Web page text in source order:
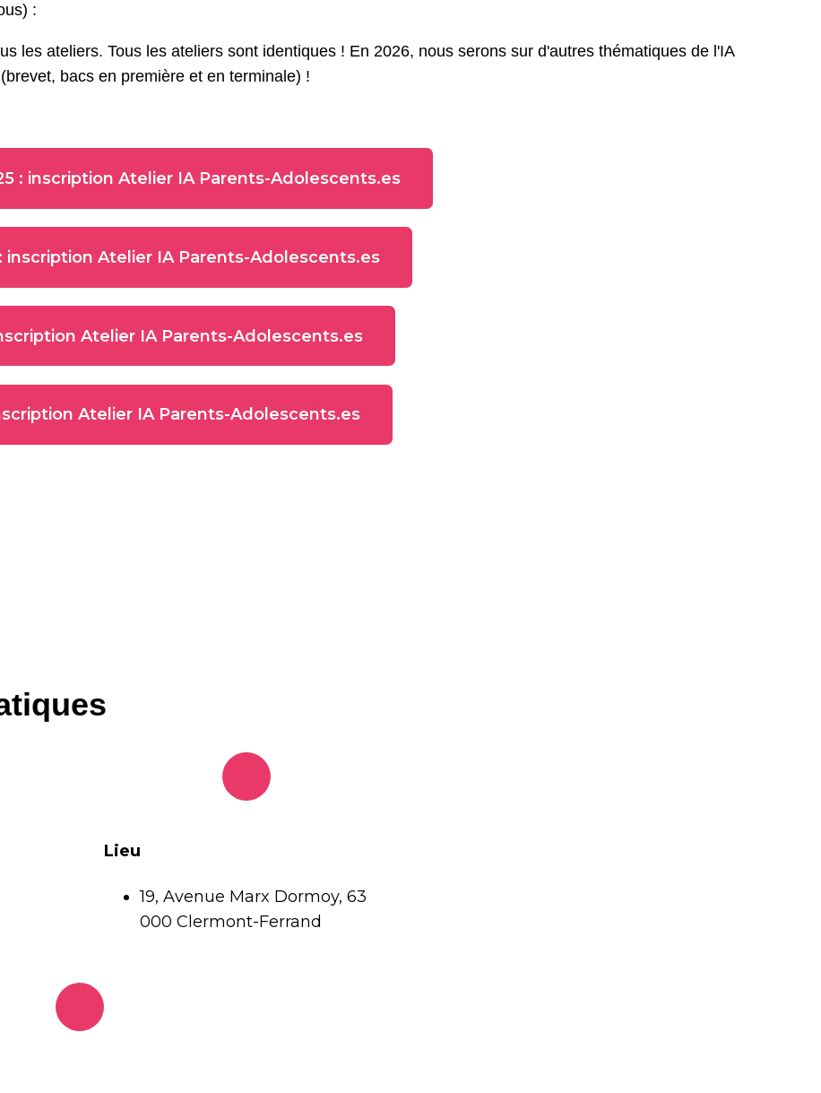
:
les ateliers. Tous les ateliers sont identiques ! En 2026, nous serons sur d'autres thématiques de l'IA
bacs en première et en terminale) !
: inscription Atelier IA Parents-Adolescents.es
inscription Atelier IA Parents-Adolescents.es
Atelier IA Parents-Adolescents.es
Atelier IA Parents-Adolescents.es
Lieu
19, Avenue Marx Dormoy, 63
000 Clermont-Ferrand